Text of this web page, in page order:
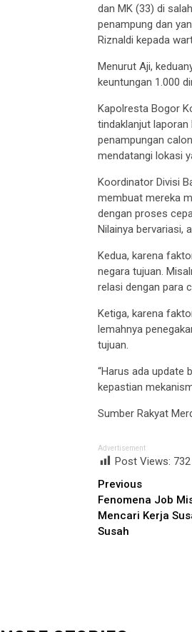
dan MK (33) di
penampung dan
Riznaldi kepada
Menurut Aji,
keuntungan 1.000
Kapolresta Bogor
tindaklanjut
penampungan
mendatangi lokasi
Koordinator Divisi
membuat mereka
dengan proses
Nilainya bervariasi,
Kedua, karena
negara tujuan.
relasi dengan para
Ketiga, karena
lemahnya
tujuan.
“Harus ada update
kepastian
Sumber Rakyat
Advertisement
Post Views: 732
Continue
Reading
Previous
Fenomena Job
Mencari Kerja
Susah